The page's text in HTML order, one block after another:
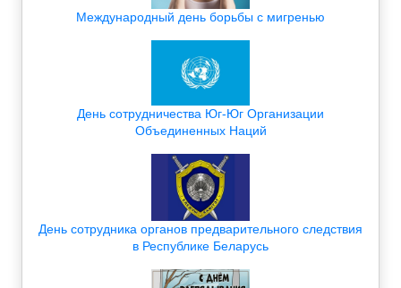
Международный день борьбы с мигренью
День сотрудничества Юг-Юг Организации
Объединенных Наций
День сотрудника органов предварительного следствия
в Республике Беларусь